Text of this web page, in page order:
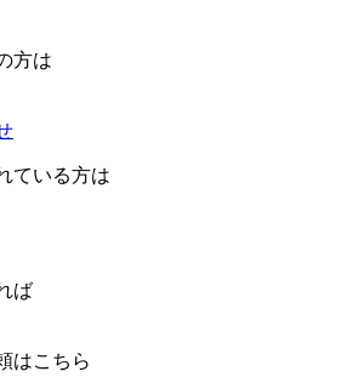
方は
ている方は
ば
はこちら